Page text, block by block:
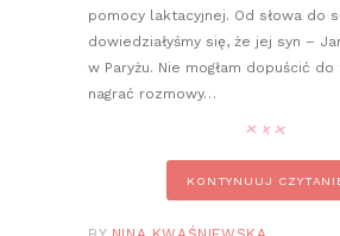
pomocy laktacyjnej. Od słowa do
dowiedziałyśmy się, że jej syn –
w Paryżu. Nie mogłam dopuścić
nagrać rozmowy…
KONTYNUUJ